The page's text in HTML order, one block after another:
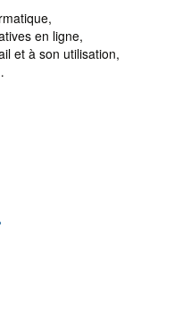
en ligne,
et à son utilisation,